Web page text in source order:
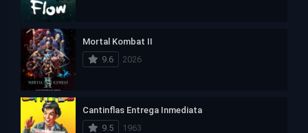
Mortal Kombat II
9.6
2026
Cantinflas Entrega Inmediata
9.5
1963